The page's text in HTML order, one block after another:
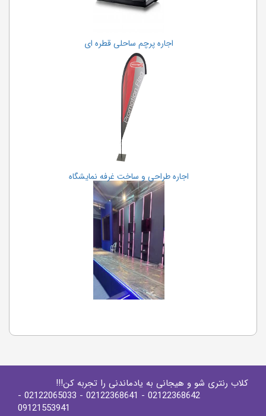
اجاره پرچم ساحلی قطره ای
اجاره طراحی و ساخت غرفه نمایشگاه
کلاب رنتری شو و هیجانی به یادماندنی را تجربه کن!!!
02122368642
- 02122368641
- 02122065033
-
09121553941